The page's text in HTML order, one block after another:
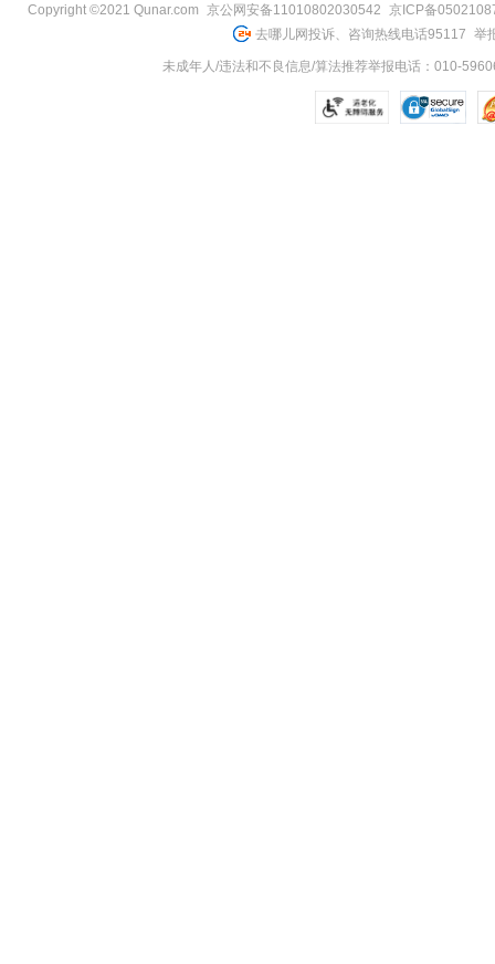
Copyright ©2021 Qunar.com 京公网安备11010802030542
京ICP备
去哪儿网投诉、咨询热线电话95117 举
未成年人/违法和不良信息/算法推荐举报电话：010-